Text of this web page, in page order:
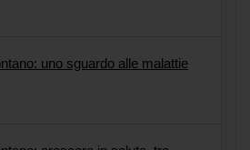
uno sguardo alle malattie